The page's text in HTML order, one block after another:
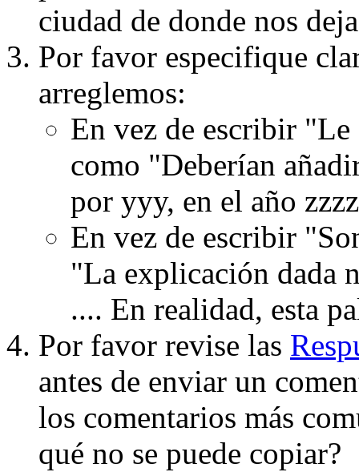
ciudad de donde nos
Por favor especifique
arreglemos:
En vez de escribir
como "Deberían
por yyy, en el año
En vez de escribir
"La explicación dada
.... En realidad, esta
Por favor revise las
antes de enviar un
los comentarios más
qué no se puede copiar?